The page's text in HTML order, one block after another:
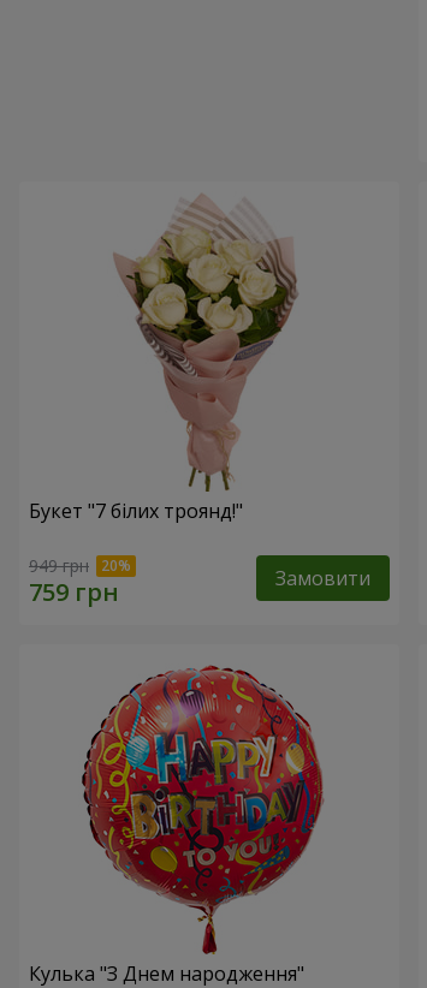
Букет "7 білих троянд!"
949 грн Замовити
Кулька "З Днем народження"